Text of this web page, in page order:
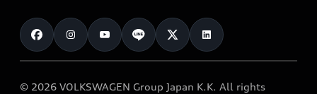
カタログ一覧
車検 / 定期点検
e-tronアフターサポート
クオリティ
保証
メンテナンス
お知らせ
オーナー様向けキャンペーン
© 2026 VOLKSWAGEN Group Japan K.K. All rights